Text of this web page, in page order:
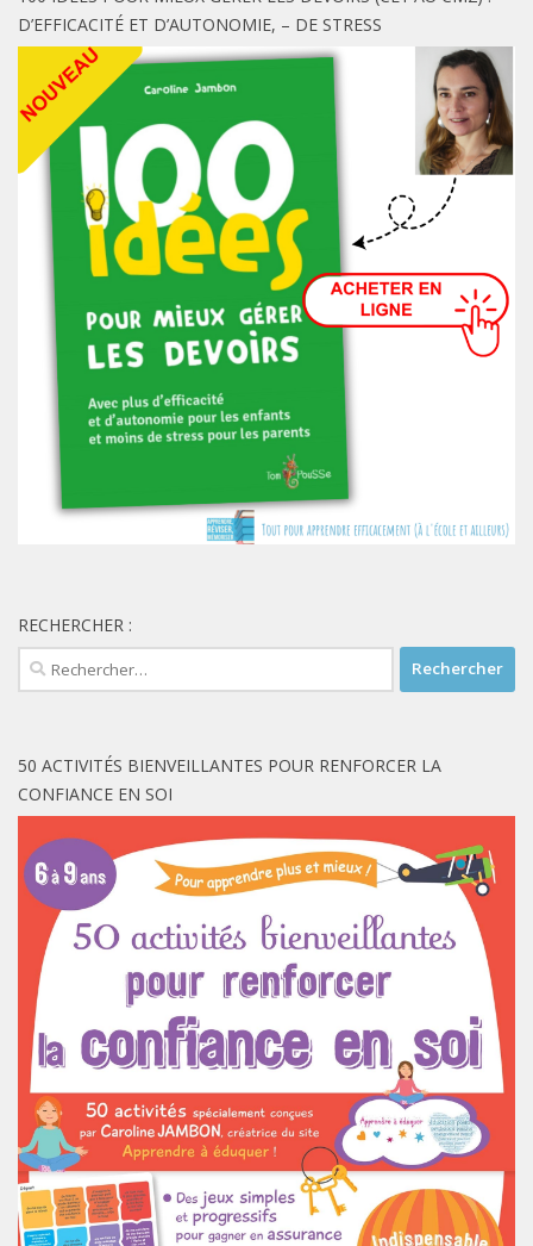
D’EFFICACITÉ ET D’AUTONOMIE, – DE STRESS
RECHERCHER :
Rechercher :
50 ACTIVITÉS BIENVEILLANTES POUR RENFORCER LA
CONFIANCE EN SOI